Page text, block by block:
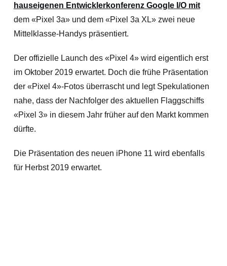
hauseigenen Entwicklerkonferenz Google I/O mit
dem «Pixel 3a» und dem «Pixel 3a XL» zwei neue
Mittelklasse-Handys präsentiert.
Der offizielle Launch des «Pixel 4» wird eigentlich erst
im Oktober 2019 erwartet. Doch die frühe Präsentation
der «Pixel 4»-Fotos überrascht und legt Spekulationen
nahe, dass der Nachfolger des aktuellen Flaggschiffs
«Pixel 3» in diesem Jahr früher auf den Markt kommen
dürfte.
Die Präsentation des neuen iPhone 11 wird ebenfalls
für Herbst 2019 erwartet.